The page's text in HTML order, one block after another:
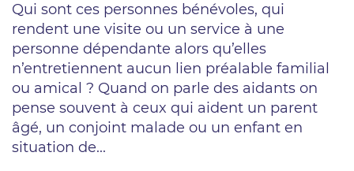
Qui sont ces personnes bénévoles, qui
rendent une visite ou un service à une
personne dépendante alors qu’elles
n’entretiennent aucun lien préalable familial
ou amical ? Quand on parle des aidants on
pense souvent à ceux qui aident un parent
âgé, un conjoint malade ou un enfant en
situation de...